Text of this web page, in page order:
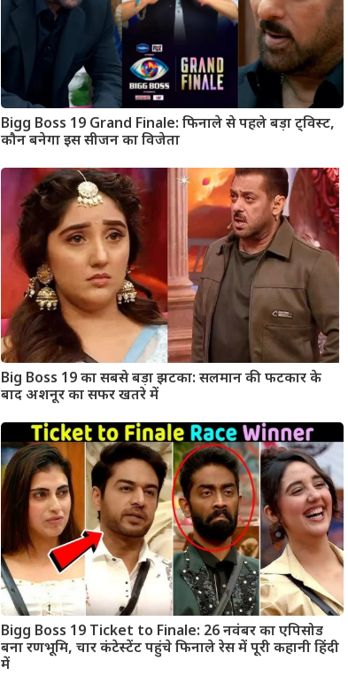
Bigg Boss 19 Grand Finale: फिनाले से पहले बड़ा ट्विस्ट,
कौन बनेगा इस सीजन का विजेता
Big Boss 19 का सबसे बड़ा झटका: सलमान की फटकार के
बाद अशनूर का सफर खतरे में
Bigg Boss 19 Ticket to Finale: 26 नवंबर का एपिसोड
बना रणभूमि, चार कंटेस्टेंट पहुंचे फिनाले रेस में पूरी कहानी हिंदी
में